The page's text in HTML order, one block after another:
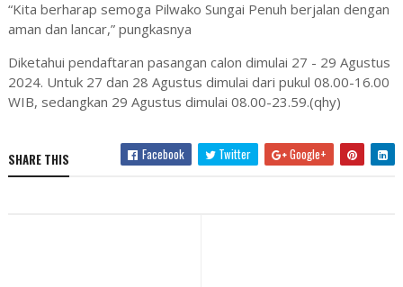
“Kita berharap semoga Pilwako Sungai Penuh berjalan dengan
aman dan lancar,” pungkasnya
Diketahui pendaftaran pasangan calon dimulai 27 - 29 Agustus
2024. Untuk 27 dan 28 Agustus dimulai dari pukul 08.00-16.00
WIB, sedangkan 29 Agustus dimulai 08.00-23.59.(qhy)
SHARE THIS Facebook Twitter Google+